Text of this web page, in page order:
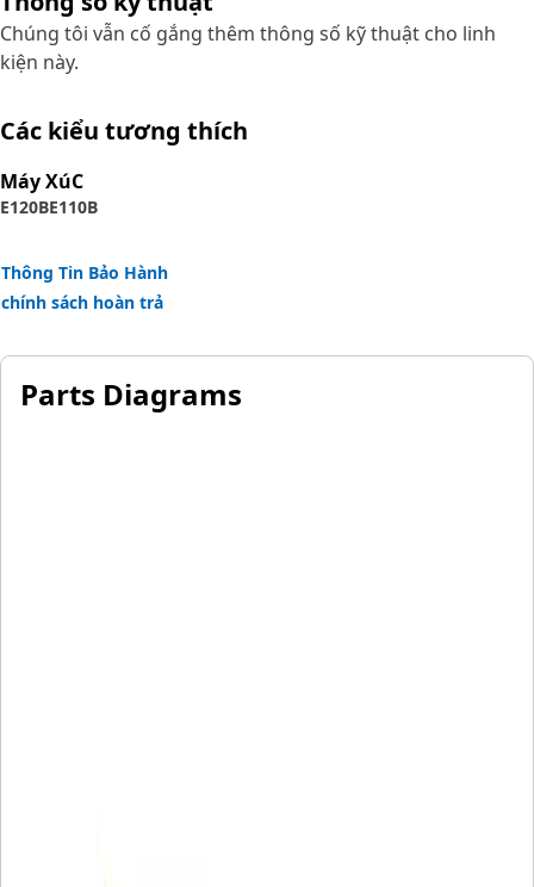
Chúng tôi vẫn cố gắng thêm thông số kỹ thuật cho linh
kiện này.
Các kiểu tương thích
Máy XúC
E120BE110B
Thông Tin Bảo Hành
chính sách hoàn trả
Parts Diagrams